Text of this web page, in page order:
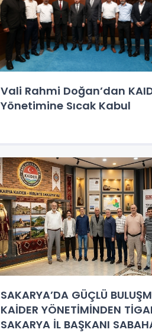
Vali Rahmi Doğan’dan
Yönetimine Sıcak Kabul
SAKARYA’DA GÜÇLÜ
KAİDER YÖNETİMİNDEN
SAKARYA İL BAŞKANI